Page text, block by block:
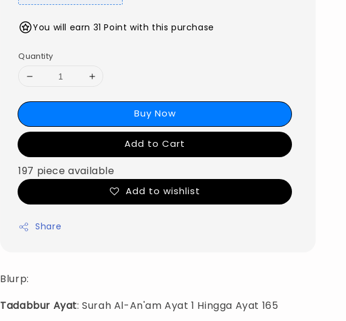
You will earn 31 Point with this purchase
Quantity
Buy Now
Add to Cart
197 piece available
Add to wishlist
Share
Blurp:
Tadabbur Ayat: Surah Al-An'am Ayat 1 Hingga Ayat 165